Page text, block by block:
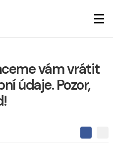
vám vrátit
údaje. Pozor,
SS